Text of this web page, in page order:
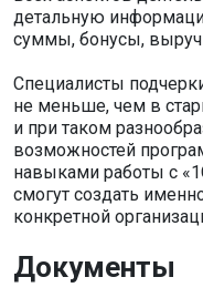
детальную
суммы, бонусы,
Специалисты
не меньше, чем в
и при таком
возможностей
навыками работы с
смогут создать
конкретной
Документы